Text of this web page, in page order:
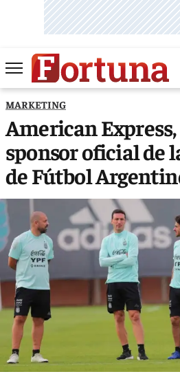
MARKETING
American
sponsor oficial de
de Fútbol